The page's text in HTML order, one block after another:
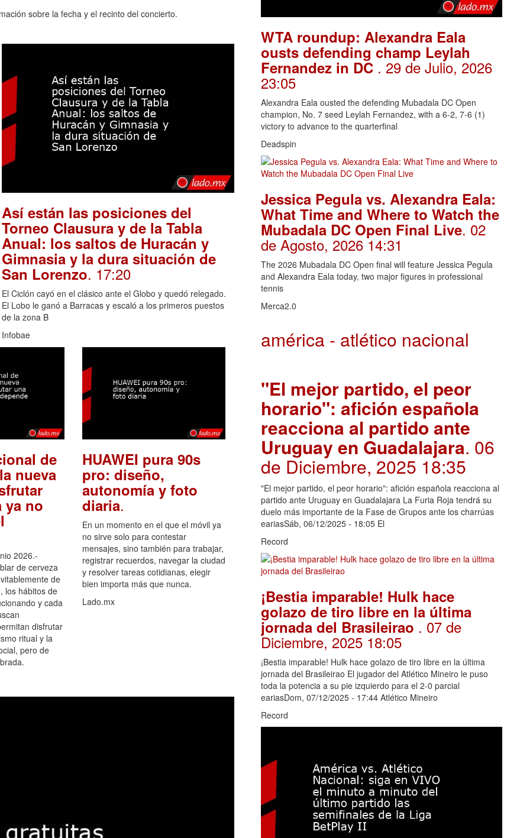
sobre la fecha y el recinto del concierto.
Así están las posiciones del
Torneo Clausura y de la Tabla
Anual: los saltos de Huracán y
Gimnasia y la dura situación de
San Lorenzo. 17:20
El Ciclón cayó en el clásico ante el Globo y quedó relegado.
El Lobo le ganó a Barracas y escaló a los primeros puestos
de la zona B
Infobae
de
nueva
ya no
2026.-
de cerveza
de
los hábitos de
y cada
disfrutar
ritual y la
pero de
HUAWEI pura 90s
pro: diseño,
autonomía y foto
diaria.
En un momento en el que el móvil ya
no sirve solo para contestar
mensajes, sino también para trabajar,
registrar recuerdos, navegar la ciudad
y resolver tareas cotidianas, elegir
bien importa más que nunca.
Lado.mx
WTA roundup: Alexandra Eala
ousts defending champ Leylah
Fernandez in DC . 29 de Julio, 2026
23:05
Alexandra Eala ousted the defending Mubadala DC Open
champion, No. 7 seed Leylah Fernandez, with a 6-2, 7-6 (1)
victory to advance to the quarterfinal
Deadspin
Jessica Pegula vs. Alexandra Eala:
What Time and Where to Watch the
Mubadala DC Open Final Live. 02
de Agosto, 2026 14:31
The 2026 Mubadala DC Open final will feature Jessica Pegula
and Alexandra Eala today, two major figures in professional
tennis
Merca2.0
américa - atlético nacional
"El mejor partido, el peor
horario": afición española
reacciona al partido ante
Uruguay en Guadalajara. 06
de Diciembre, 2025 18:35
"El mejor partido, el peor horario": afición española reacciona al
partido ante Uruguay en Guadalajara La Furia Roja tendrá su
duelo más importante de la Fase de Grupos ante los charrúas
eariasSáb, 06/12/2025 - 18:05 El
Record
¡Bestia imparable! Hulk hace
golazo de tiro libre en la última
jornada del Brasileirao . 07 de
Diciembre, 2025 18:05
¡Bestia imparable! Hulk hace golazo de tiro libre en la última
jornada del Brasileirao El jugador del Atlético Mineiro le puso
toda la potencia a su pie izquierdo para el 2-0 parcial
eariasDom, 07/12/2025 - 17:44 Atlético Mineiro
Record